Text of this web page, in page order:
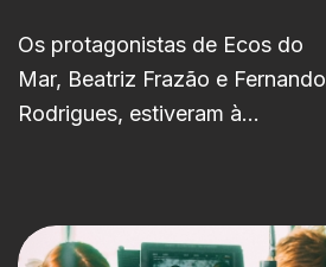
Os protagonistas de Ecos do
Mar, Beatriz Frazão e Fernando
Rodrigues, estiveram à
emoção, pela reflexão sobre